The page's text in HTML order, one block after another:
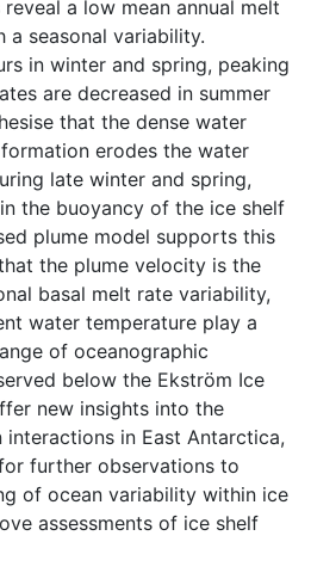
a low mean annual melt
a seasonal variability.
in winter and spring, peaking
are decreased in summer
that the dense water
erodes the water
late winter and spring,
the buoyancy of the ice shelf
plume model supports this
the plume velocity is the
basal melt rate variability,
water temperature play a
of oceanographic
below the Ekström Ice
new insights into the
in East Antarctica,
further observations to
of ocean variability within ice
assessments of ice shelf